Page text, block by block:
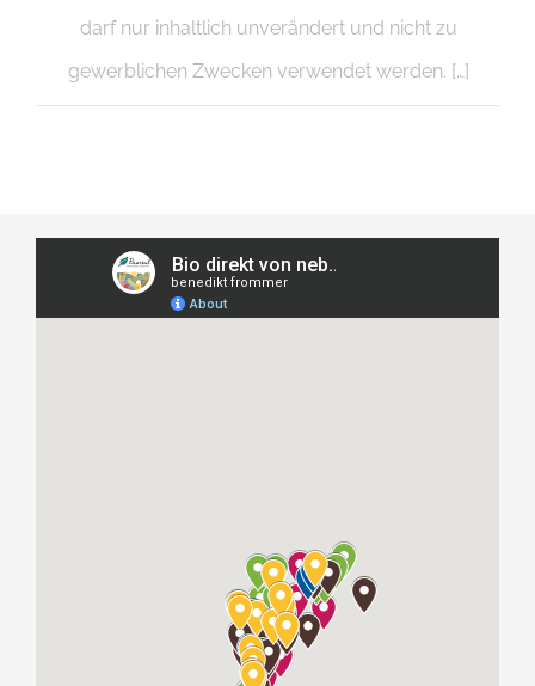
darf nur inhaltlich unverändert und nicht zu
gewerblichen Zwecken verwendet werden. […]